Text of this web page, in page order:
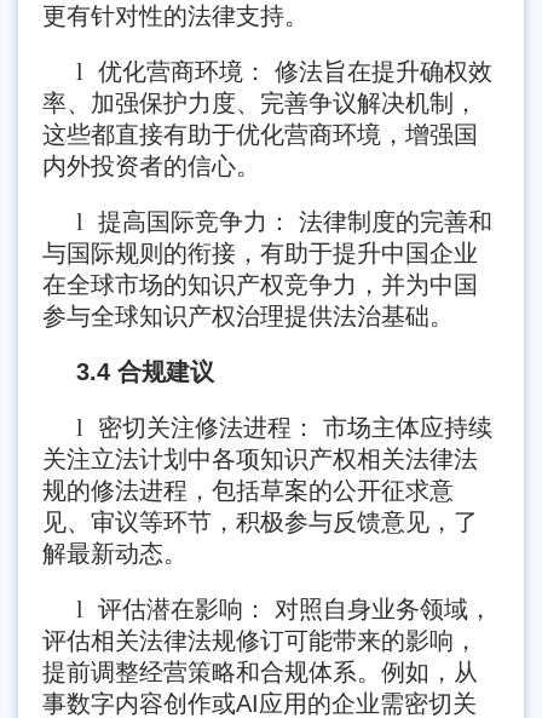
更有针对性的法律支持。
l 优化营商环境： 修法旨在提升确权效
率、加强保护力度、完善争议解决机制，
这些都直接有助于优化营商环境，增强国
内外投资者的信心。
l 提高国际竞争力： 法律制度的完善和
与国际规则的衔接，有助于提升中国企业
在全球市场的知识产权竞争力，并为中国
参与全球知识产权治理提供法治基础。
3.4 合规建议
l 密切关注修法进程： 市场主体应持续
关注立法计划中各项知识产权相关法律法
规的修法进程，包括草案的公开征求意
见、审议等环节，积极参与反馈意见，了
解最新动态。
l 评估潜在影响： 对照自身业务领域，
评估相关法律法规修订可能带来的影响，
提前调整经营策略和合规体系。例如，从
事数字内容创作或AI应用的企业需密切关